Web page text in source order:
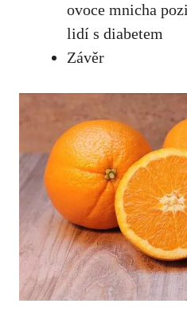
ovoce mnicha
lidí s diabetem
Závěr